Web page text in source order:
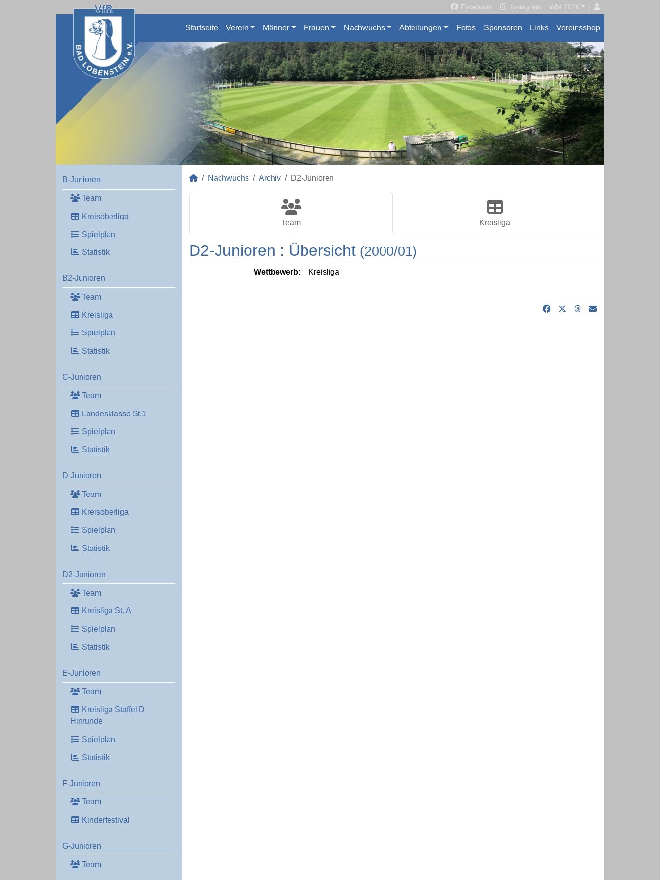
Facebook Instagram WM 2026
Startseite Verein Männer Frauen Nachwuchs Abteilungen Fotos Sponsoren Links Vereinsshop
B-Junioren
Team
Kreisoberliga
Spielplan
Statistik
B2-Junioren
Team
Kreisliga
Spielplan
Statistik
C-Junioren
Team
Landesklasse St.1
Spielplan
Statistik
D-Junioren
Team
Kreisoberliga
Spielplan
Statistik
D2-Junioren
Team
Kreisliga St. A
Spielplan
Statistik
E-Junioren
Team
Kreisliga Staffel D
Hinrunde
Spielplan
Statistik
F-Junioren
Team
Kinderfestival
G-Junioren
Team
Nachwuchs Archiv D2-Junioren
Team Kreisliga
D2-Junioren : Übersicht (2000/01)
Wettbewerb: Kreisliga